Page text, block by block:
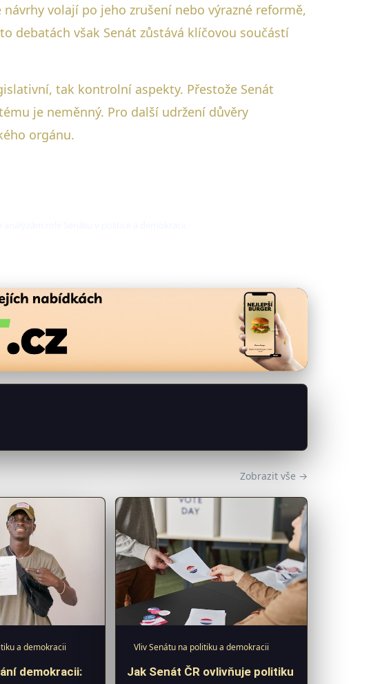
volají po jeho zrušení nebo výrazné reformě,
debatách však Senát zůstává klíčovou součástí
tak kontrolní aspekty. Přestože Senát
je neměnný. Pro další udržení důvěry
orgánu.
Zobrazit vše →
a demokracii
demokracii:
Vliv Senátu na politiku a demokracii
Jak Senát ČR ovlivňuje politiku